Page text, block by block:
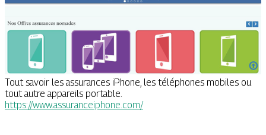
Tout savoir les assurances iPhone, les téléphones mobiles ou
tout autre appareils portable.
https://www.assuranceiphone.com/